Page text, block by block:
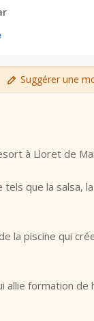
Suggérer une
à Lloret de
que la salsa, la
la piscine qui
allie formation de